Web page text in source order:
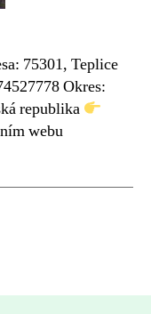
75301, Teplice
Okres:
republika
webu